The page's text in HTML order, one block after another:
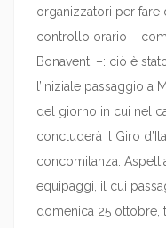
organizzatori per fare
controllo orario –
Bonaventi –: ciò è
l’iniziale passaggio a
del giorno in cui nel
concluderà il Giro
concomitanza.
equipaggi, il cui
domenica 25 ottobre,